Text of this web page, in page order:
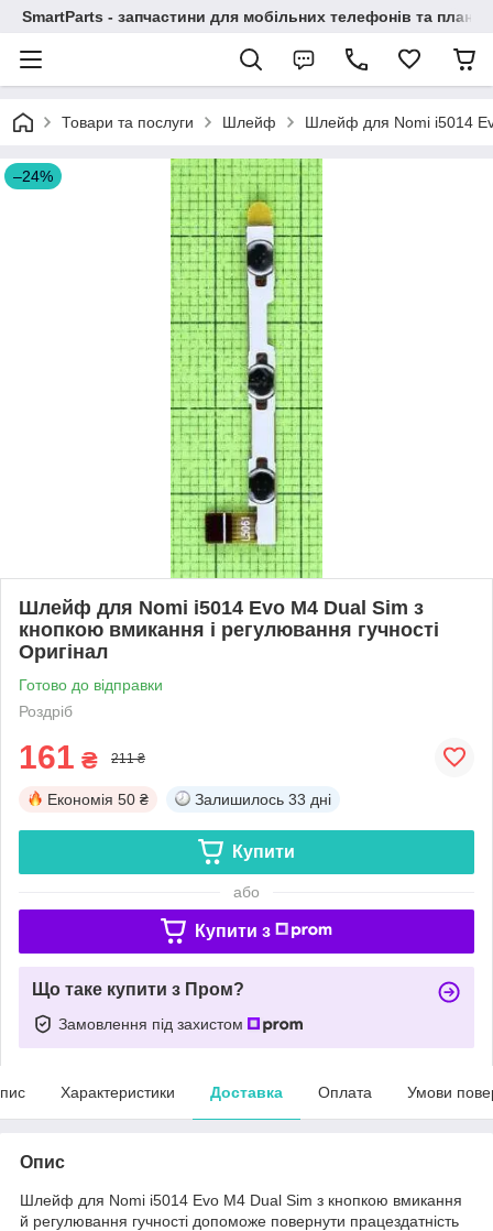
SmartParts - запчастини для мобільних телефонів та
Товари та послуги Шлейф Шлейф для Nomi i5014
–24%
Шлейф для Nomi i5014 Evo M4 Dual Sim з
кнопкою вмикання і регулювання гучності
Оригінал
Готово до відправки
Роздріб
161 ₴ 211 ₴
Економія 50 ₴ Залишилось 33 дні
Купити
або
Купити з
Що таке купити з Пром?
Замовлення під захистом
Характеристики Доставка Оплата Умови
Опис
Шлейф для Nomi i5014 Evo M4 Dual Sim з кнопкою вмикання
й регулювання гучності допоможе повернути працездатність